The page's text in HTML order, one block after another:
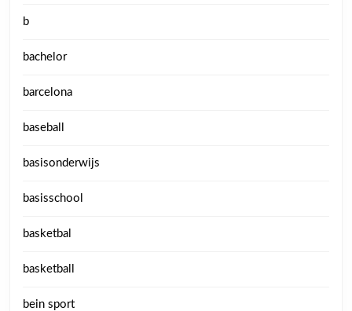
b
bachelor
barcelona
baseball
basisonderwijs
basisschool
basketbal
basketball
bein sport